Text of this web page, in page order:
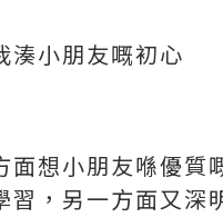
湊小朋友嘅初心
面想小朋友喺優質
習，另一方面又深